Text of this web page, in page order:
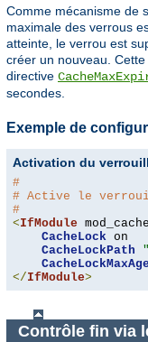
Comme mécanisme de
maximale des verrous
atteinte, le verrou est
créer un nouveau.
directive
secondes.
Exemple de
Activation du
#
# Active le
#
<IfModule mod_cache
CacheLock on
CacheLockPath
CacheLockMaxAge
</IfModule>
Contrôle fin via